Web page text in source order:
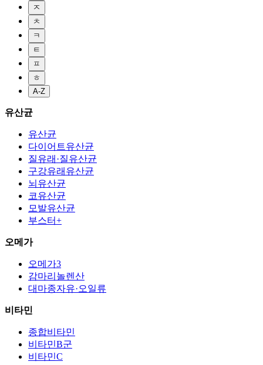
ㅈ
ㅊ
ㅋ
ㅌ
ㅍ
ㅎ
A-Z
유산균
유산균
다이어트유산균
질유래·질유산균
구강유래유산균
뇌유산균
코유산균
모발유산균
부스터+
오메가
오메가3
감마리놀렌산
대마종자유·오일류
비타민
종합비타민
비타민B군
비타민C